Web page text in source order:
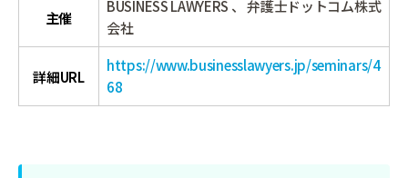
主催
BUSINESS LAWYERS 、 弁護士ドットコム株式
会社
詳細URL
https://www.businesslawyers.jp/seminars/4
68